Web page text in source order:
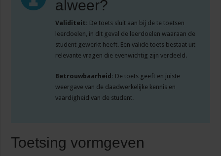
alweer?
Validiteit: De toets sluit aan bij de te toetsen
leerdoelen, in dit geval de leerdoelen waaraan de
student gewerkt heeft. Een valide toets bestaat uit
relevante vragen die evenwichtig zijn verdeeld.
Betrouwbaarheid: De toets geeft en juiste
weergave van de daadwerkelijke kennis en
vaardigheid van de student.
Toetsing vormgeven